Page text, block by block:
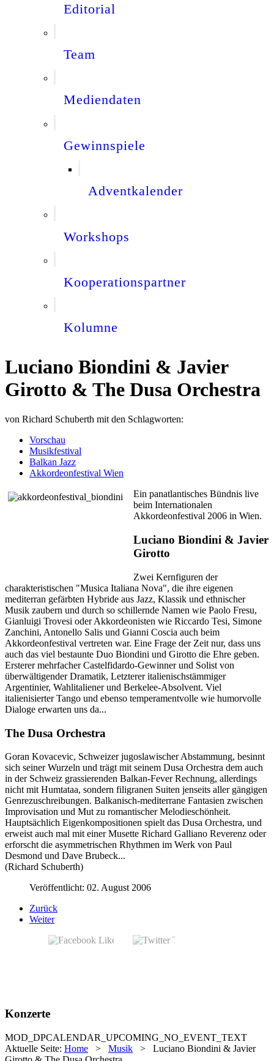
Editorial
Team
Mediendaten
Gewinnspiele
Adventkalender
Workshops
Kooperationspartner
Kolumne
Luciano Biondini & Javier
Girotto & The Dusa Orchestra
von Richard Schuberth mit den Schlagworten:
Vorschau
Musikfestival
Balkan Jazz
Akkordeonfestival Wien
Ein panatlantisches Bündnis live
beim Internationalen
Akkordeonfestival 2006 in Wien.
Luciano Biondini & Javier
Girotto
Zwei Kernfiguren der
charakteristischen "Musica Italiana Nova", die ihre eigenen
mediterran gefärbten Hybride aus Jazz, Klassik und ethnischer
Musik zaubern und durch so schillernde Namen wie Paolo Fresu,
Gianluigi Trovesi oder Akkordeonisten wie Riccardo Tesi, Simone
Zanchini, Antonello Salis und Gianni Coscia auch beim
Akkordeonfestival vertreten war. Eine Frage der Zeit nur, dass uns
auch das viel bestaunte Duo Biondini und Girotto die Ehre geben.
Ersterer mehrfacher Castelfidardo-Gewinner und Solist von
überwältigender Dramatik, Letzterer italienischstämmiger
Argentinier, Wahlitaliener und Berkelee-Absolvent. Viel
italienisierter Tango und ebenso temperamentvolle wie humorvolle
Dialoge erwarten uns da...
The Dusa Orchestra
Goran Kovacevic, Schweizer jugoslawischer Abstammung, besinnt
sich seiner Wurzeln und trägt mit seinem Dusa Orchestra dem auch
in der Schweiz grassierenden Balkan-Fever Rechnung, allerdings
nicht mit Humtataa, sondern filigranen Suiten jenseits aller gängigen
Genrezuschreibungen. Balkanisch-mediterrane Fantasien zwischen
Improvisation und Mut zu romantischer Melodieschönheit.
Hauptsächlich Eigenkompositionen spielt das Dusa Orchestra, und
erweist auch mal mit einer Musette Richard Galliano Reverenz oder
erforscht die asymmetrischen Rhythmen im Werk von Paul
Desmond und Dave Brubeck...
(Richard Schuberth)
Veröffentlicht: 02. August 2006
Zurück
Weiter
Konzerte
MOD_DPCALENDAR_UPCOMING_NO_EVENT_TEXT
Aktuelle Seite: Home > Musik > Luciano Biondini & Javier